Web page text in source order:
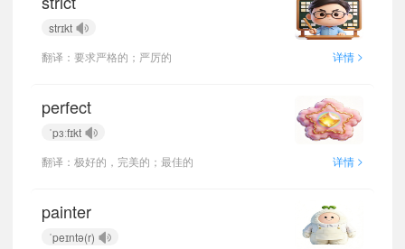
strɪkt
翻译：要求严格的；严厉的
详情 >
perfect
ˈpɜːfɪkt
翻译：极好的，完美的；最佳的
详情 >
painter
ˈpeɪntə(r)